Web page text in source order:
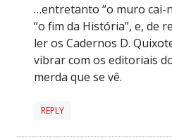
…entretanto “o muro cai-
“o fim da História”, e, de
ler os Cadernos D.
vibrar com os editoriais
merda que se vê.
REPLY